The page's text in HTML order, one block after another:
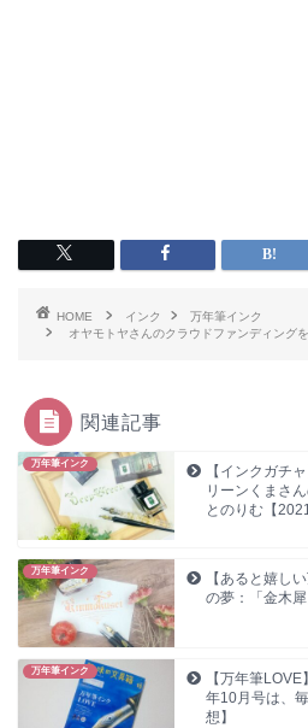
HOME インク
万年筆インク
オヤモトヤさんのクラウドファンディング
関連記事
万年筆インク
【インクガチ
リーンくまさ
とのりむ【
万年筆インク
【あると嬉し
の夢：「金木
万年筆インク
【万年筆
年10月号は、
想】